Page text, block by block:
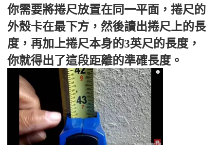
你需要將捲尺放置在同一平面，捲尺的
外殼卡在最下方，然後讀出捲尺上的長
度，再加上捲尺本身的3英尺的長度，
你就得出了這段距離的準確長度。